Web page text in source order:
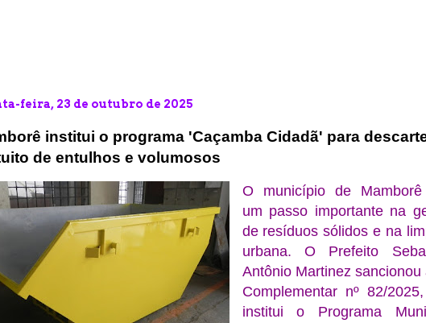
feira, 23 de outubro de 2025
institui o programa 'Caçamba Cidadã' para
de entulhos e volumosos
O município de
um passo importante na
de resíduos sólidos e na
urbana. O Prefeito
Antônio Martinez sancionou
Complementar nº 82/
institui o Programa